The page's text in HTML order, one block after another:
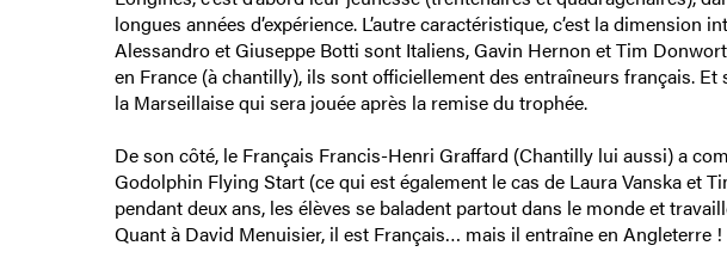
longues années d’expérience. L’autre caractéristique, c’est la dimension
Alessandro et Giuseppe Botti sont Italiens, Gavin Hernon et Tim
en France (à chantilly), ils sont officiellement des entraîneurs français. Et
la Marseillaise qui sera jouée après la remise du trophée.
De son côté, le Français Francis-Henri Graffard (Chantilly lui aussi) a
Godolphin Flying Start (ce qui est également le cas de Laura Vanska et
pendant deux ans, les élèves se baladent partout dans le monde et
Quant à David Menuisier, il est Français… mais il entraîne en Angleterre !